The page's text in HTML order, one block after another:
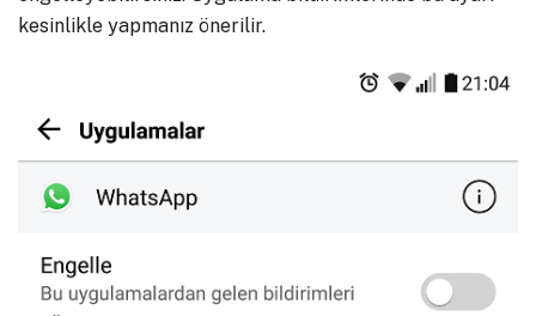
kesinlikle yapmanız önerilir.